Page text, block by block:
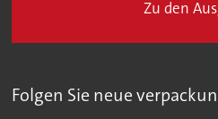
Zu den
Folgen Sie neue